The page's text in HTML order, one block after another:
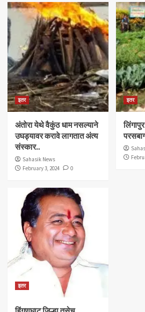
इतर
अंतोरा येथे वैकुंठ धाम नसल्याने
उघड्यावर करावे लागतात अंत्य
संस्कार..
Sahasik News
February 3, 2024
0
इतर
इतर